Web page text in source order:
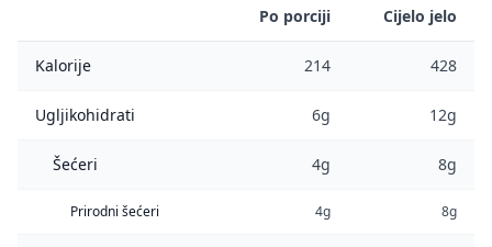
Po porciji Cijelo jelo
Kalorije 214 428
Ugljikohidrati 6g 12g
Šećeri 4g 8g
Prirodni šećeri 4g 8g